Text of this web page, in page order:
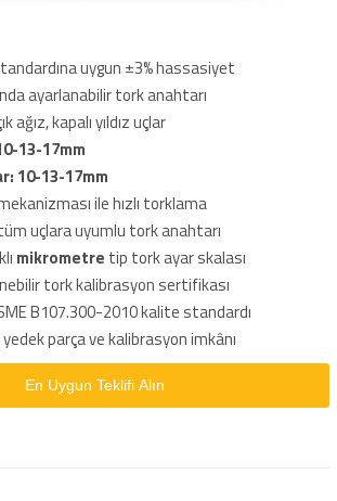
uygun ±3% hassasiyet
ayarlanabilir tork anahtarı
ağız, kapalı yıldız uçlar
13-17mm
10-13-17mm
ile hızlı torklama
uçlara uyumlu tork anahtarı
mikrometre tip tork ayar skalası
tork kalibrasyon sertifikası
B107.300-2010 kalite standardı
parça ve kalibrasyon imkânı
En Uygun Teklifi Alın